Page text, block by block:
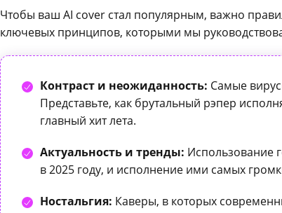
Чтобы ваш AI cover стал популярным, важно
ключевых принципов, которыми мы
Контраст и неожиданность: Самые
Представьте, как брутальный рэпер
главный хит лета.
Актуальность и тренды: Использование
в 2025 году, и исполнение ими самых
Ностальгия: Каверы, в которых